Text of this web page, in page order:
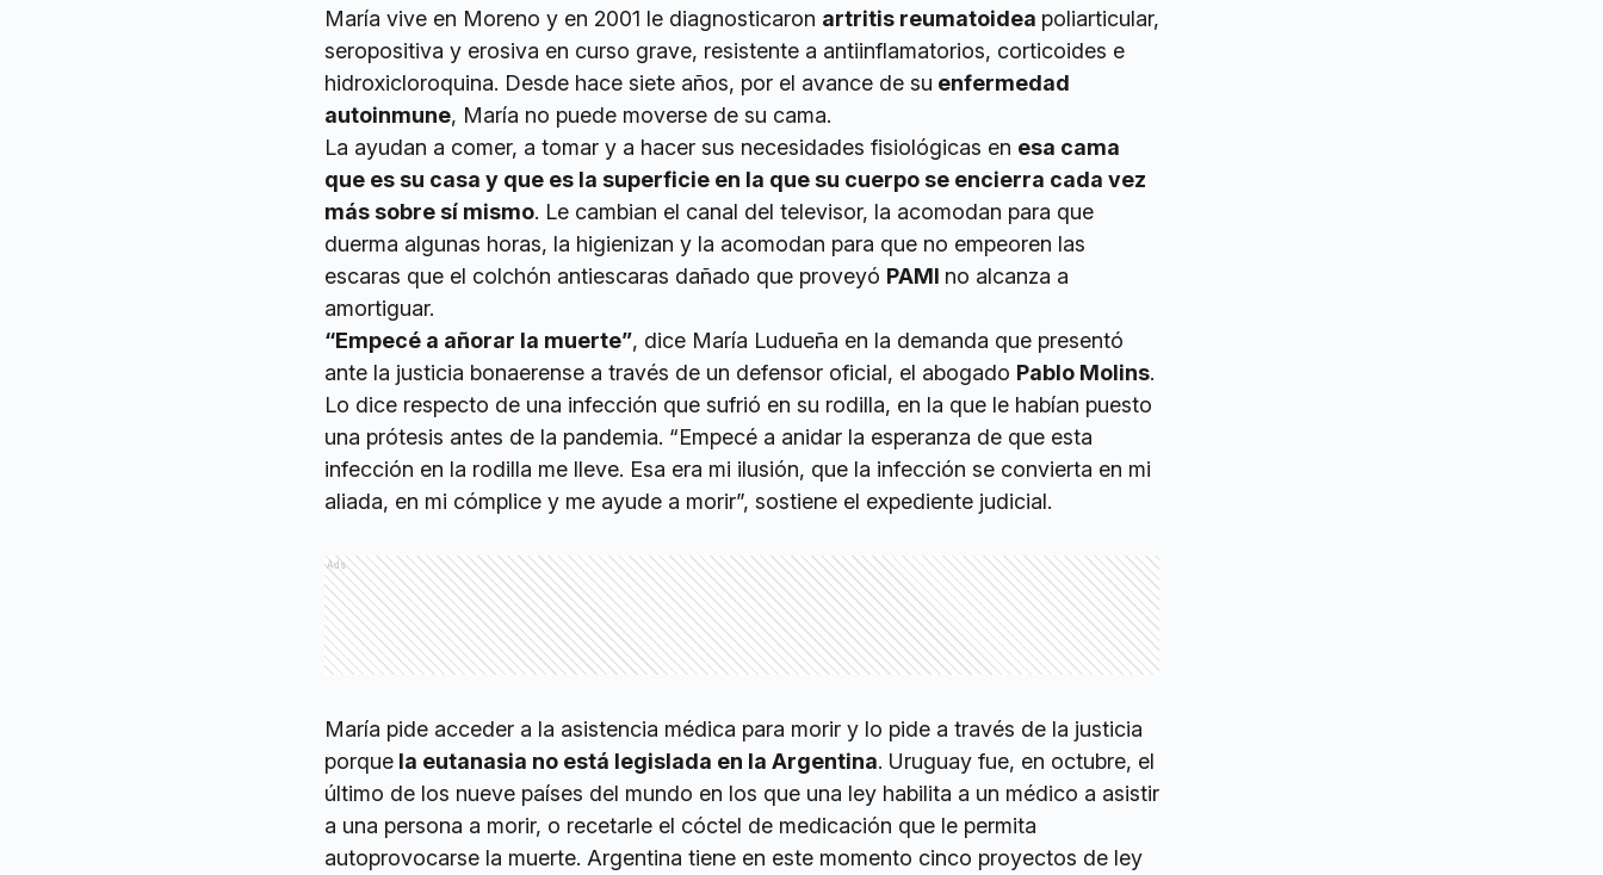
María vive en Moreno y en 2001 le diagnosticaron artritis reumatoidea poliarticular,
seropositiva y erosiva en curso grave, resistente a antiinflamatorios, corticoides e
hidroxicloroquina. Desde hace siete años, por el avance de su enfermedad
autoinmune, María no puede moverse de su cama.
La ayudan a comer, a tomar y a hacer sus necesidades fisiológicas en esa cama
que es su casa y que es la superficie en la que su cuerpo se encierra cada vez
más sobre sí mismo. Le cambian el canal del televisor, la acomodan para que
duerma algunas horas, la higienizan y la acomodan para que no empeoren las
escaras que el colchón antiescaras dañado que proveyó PAMI no alcanza a
amortiguar.
“Empecé a añorar la muerte”, dice María Ludueña en la demanda que presentó
ante la justicia bonaerense a través de un defensor oficial, el abogado Pablo Molins.
Lo dice respecto de una infección que sufrió en su rodilla, en la que le habían puesto
una prótesis antes de la pandemia. “Empecé a anidar la esperanza de que esta
infección en la rodilla me lleve. Esa era mi ilusión, que la infección se convierta en mi
aliada, en mi cómplice y me ayude a morir”, sostiene el expediente judicial.
Ads
María pide acceder a la asistencia médica para morir y lo pide a través de la justicia
porque la eutanasia no está legislada en la Argentina. Uruguay fue, en octubre, el
último de los nueve países del mundo en los que una ley habilita a un médico a asistir
a una persona a morir, o recetarle el cóctel de medicación que le permita
autoprovocarse la muerte. Argentina tiene en este momento cinco proyectos de ley